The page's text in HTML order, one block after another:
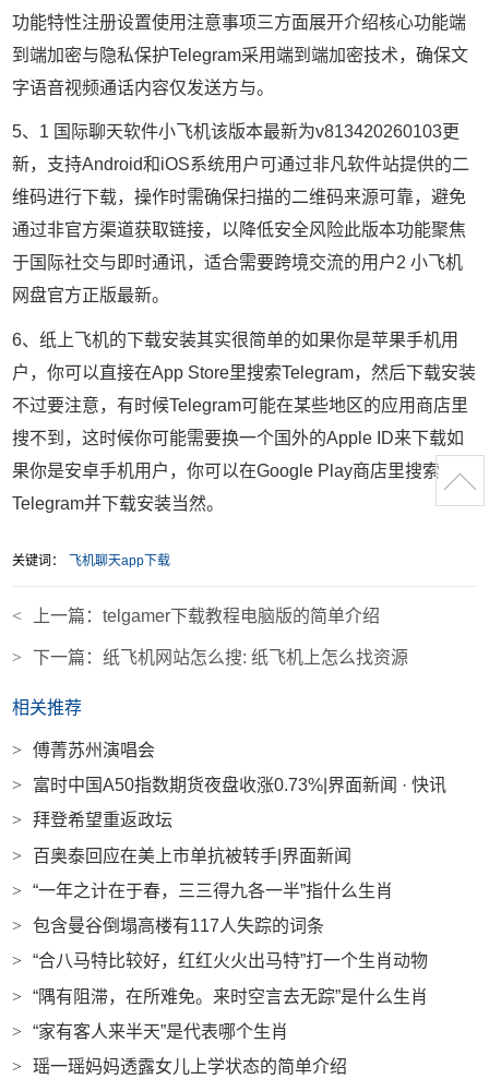
功能特性注册设置使用注意事项三方面展开介绍核心功能端
到端加密与隐私保护Telegram采用端到端加密技术，确保文
字语音视频通话内容仅发送方与。
5、1 国际聊天软件小飞机该版本最新为v813420260103更
新，支持Android和iOS系统用户可通过非凡软件站提供的二
维码进行下载，操作时需确保扫描的二维码来源可靠，避免
通过非官方渠道获取链接，以降低安全风险此版本功能聚焦
于国际社交与即时通讯，适合需要跨境交流的用户2 小飞机
网盘官方正版最新。
6、纸上飞机的下载安装其实很简单的如果你是苹果手机用
户，你可以直接在App Store里搜索Telegram，然后下载安装
不过要注意，有时候Telegram可能在某些地区的应用商店里
搜不到，这时候你可能需要换一个国外的Apple ID来下载如
果你是安卓手机用户，你可以在Google Play商店里搜索
Telegram并下载安装当然。
关键词： 飞机聊天app下载
< 上一篇：telgamer下载教程电脑版的简单介绍
> 下一篇：纸飞机网站怎么搜: 纸飞机上怎么找资源
相关推荐
>
傅菁苏州演唱会
>
富时中国A50指数期货夜盘收涨0.73%|界面新闻 · 快讯
>
拜登希望重返政坛
>
百奥泰回应在美上市单抗被转手|界面新闻
>
“一年之计在于春，三三得九各一半”指什么生肖
>
包含曼谷倒塌高楼有117人失踪的词条
>
“合八马特比较好，红红火火出马特”打一个生肖动物
>
“隅有阻滞，在所难免。来时空言去无踪”是什么生肖
>
“家有客人来半天”是代表哪个生肖
>
瑶一瑶妈妈透露女儿上学状态的简单介绍